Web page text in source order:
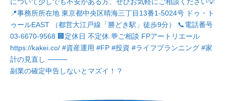
副業の確定申告しないとマズイ！？